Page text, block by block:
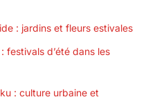
: jardins et fleurs estivales
festivals d’été dans les
: culture urbaine et